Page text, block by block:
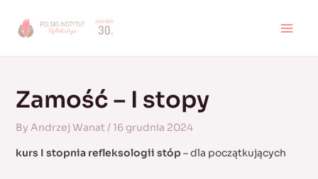
Zamość – I stopy
By Andrzej Wanat/16 grudnia 2024
kurs I stopnia refleksologii stóp– dla początkujących